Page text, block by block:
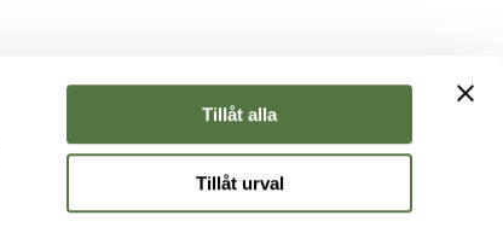
Tillåt alla
Tillåt urval